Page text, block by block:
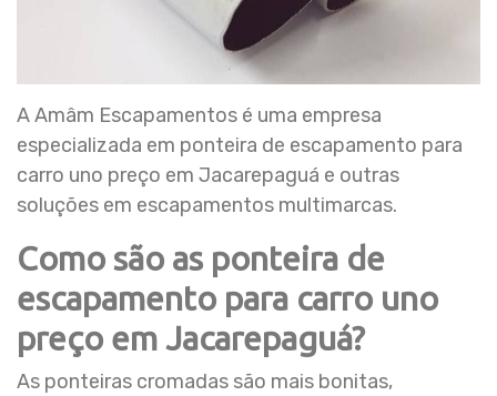
A Amâm Escapamentos é uma empresa
especializada em ponteira de escapamento para
carro uno preço em Jacarepaguá e outras
soluções em escapamentos multimarcas.
Como são as ponteira de
escapamento para carro uno
preço em Jacarepaguá?
As ponteiras cromadas são mais bonitas,